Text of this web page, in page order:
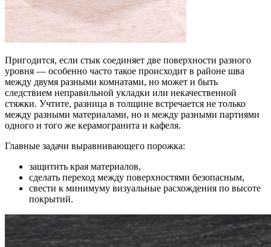
Пригодится, если стык соединяет две поверхности разного
уровня — особенно часто такое происходит в районе шва
между двумя разными комнатами, но может и быть
следствием неправильной укладки или некачественной
стяжки. Учтите, разница в толщине встречается не только
между разными материалами, но и между разными партиями
одного и того же керамогранита и кафеля.
Главные задачи выравнивающего порожка:
защитить края материалов,
сделать переход между поверхностями безопасным,
свести к минимуму визуальные расхождения по высоте
покрытий.